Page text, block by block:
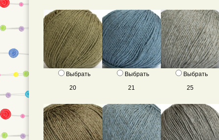
Выбрать Выбрать
Выбрать
20
21 25